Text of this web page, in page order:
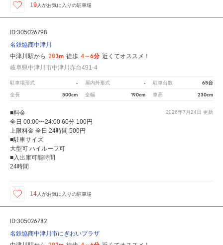
19人がお気に入りの駐車場
ID:305026798
名鉄協商中津川
中津川駅から 283m 徒歩 4～6分 近くてオススメ！
岐阜県中津川市中津川赤台491-4
駐車場形式 - 屋内外形式 - 駐車台数 65台
全長 500cm 全幅 190cm 車高 230cm
2026年7月24日 更新
■料金
全日 00:00〜24:00 60分 100円
上限料金 全日 24時間 500円
■駐車サイズ
大型可 ハイルーフ可
■入出庫可能時間
24時間
14人がお気に入りの駐車場
ID:305026782
名鉄協商中津川市にぎわいプラザ